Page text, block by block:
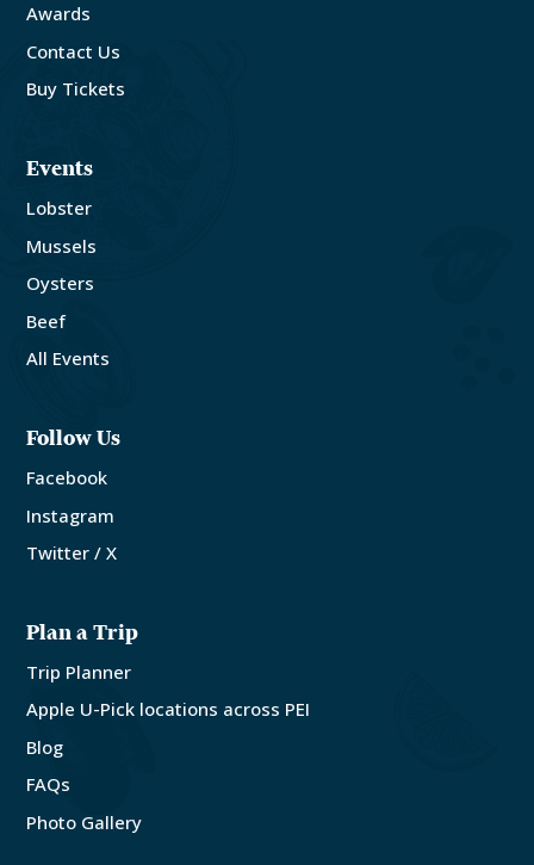
Awards
Contact Us
Buy Tickets
Events
Lobster
Mussels
Oysters
Beef
All Events
Follow Us
Facebook
Instagram
Twitter / X
Plan a Trip
Trip Planner
Apple U-Pick locations across PEI
Blog
FAQs
Photo Gallery